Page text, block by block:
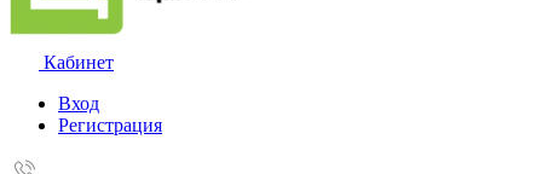
Кабинет
Вход
Регистрация